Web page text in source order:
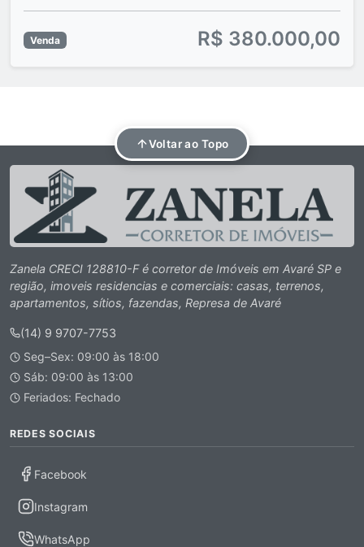
Venda R$ 380.000,00
Voltar ao Topo
Zanela CRECI 128810-F é corretor de Imóveis em Avaré SP e
região, imoveis residencias e comerciais: casas, terrenos,
apartamentos, sítios, fazendas, Represa de Avaré
(14) 9 9707-7753
Seg–Sex: 09:00 às 18:00
Sáb: 09:00 às 13:00
Feriados: Fechado
REDES SOCIAIS
Facebook
Instagram
WhatsApp